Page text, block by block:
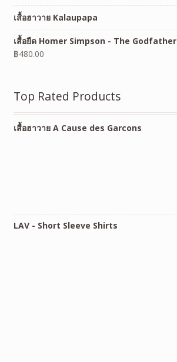
เสื้อฮาวาย Kalaupapa
เสื้อยืด Homer Simpson - The Godfather
฿480.00
Top Rated Products
เสื้อฮาวาย A Cause des Garcons
LAV - Short Sleeve Shirts